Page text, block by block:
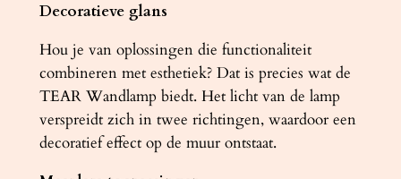
Decoratieve glans
Hou je van oplossingen die functionaliteit
combineren met esthetiek? Dat is precies wat de
TEAR Wandlamp biedt. Het licht van de lamp
verspreidt zich in twee richtingen, waardoor een
decoratief effect op de muur ontstaat.